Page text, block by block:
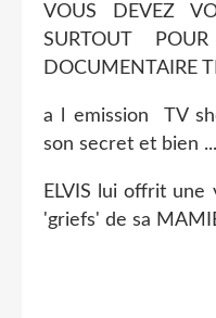
VOUS DEVEZ
SURTOUT
DOCUMENTAIRE
a l emission TV
son secret et bien
ELVIS lui offrit une
'griefs' de sa